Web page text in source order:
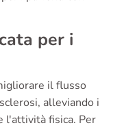
per i
il flusso
alleviando i
l'attività fisica. Per